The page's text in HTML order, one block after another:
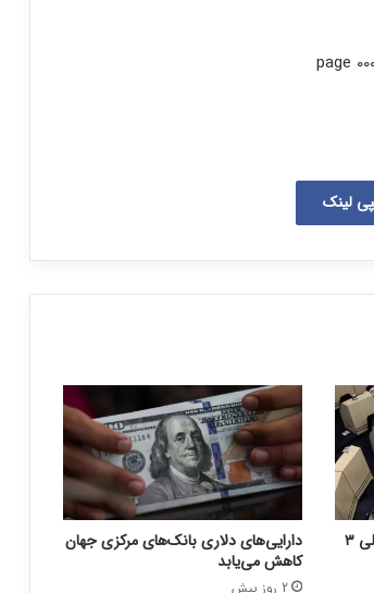
لینک
نحوه فعالیت بازار سرمایه در تعطیلی ۳
دارایی‌های دلاری بانک‌های مرکزی جهان
کاهش می‌یابد
2 روز پیش